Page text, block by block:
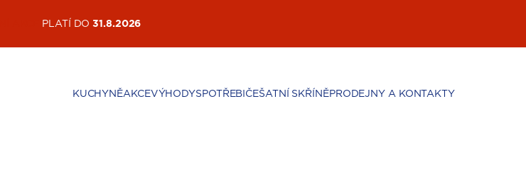
PLATÍ DO31.8.2026
KUCHYNĚAKCEVÝHODYSPOTŘEBIČEŠATNÍ SKŘÍNĚPRODEJNY A KONTAKTY